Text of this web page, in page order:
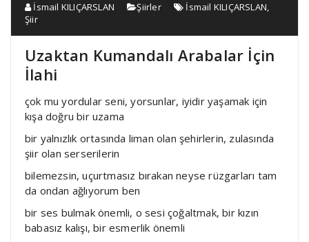
İsmail KILIÇARSLAN Şiirler İsmail KILIÇARSLAN,
Şiir
Uzaktan Kumandalı Arabalar İçin
İlahi
çok mu yordular seni, yorsunlar, iyidir yaşamak için
kışa doğru bir uzama
bir yalnızlık ortasında liman olan şehirlerin, zulasında
şiir olan serserilerin
bilemezsin, uçurtmasız bırakan neyse rüzgarları tam
da ondan ağlıyorum ben
bir ses bulmak önemli, o sesi çoğaltmak, bir kızın
babasız kalışı, bir esmerlik önemli